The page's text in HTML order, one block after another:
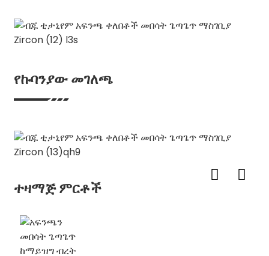
የኩባንያው መገለጫ
ተዛማጅ ምርቶች